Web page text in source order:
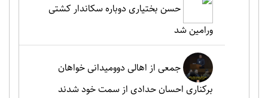
حسن بختیاری دوباره سکاندار کشتی
ورامین شد
جمعی از اهالی دوومیدانی خواهان
برکناری احسان حدادی از سمت خود شدند